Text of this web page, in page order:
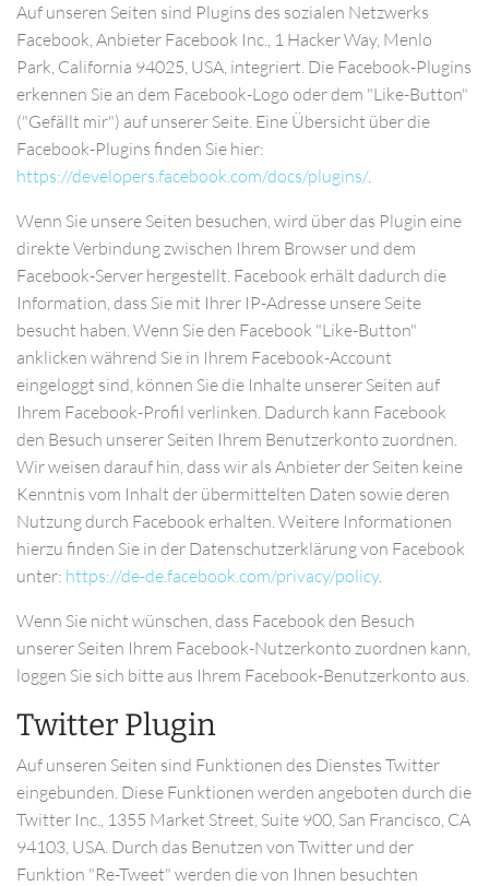
Auf unseren Seiten sind Plugins des sozialen Netzwerks
Facebook, Anbieter Facebook Inc., 1 Hacker Way, Menlo
Park, California 94025, USA, integriert. Die Facebook-Plugins
erkennen Sie an dem Facebook-Logo oder dem "Like-Button"
("Gefällt mir") auf unserer Seite. Eine Übersicht über die
Facebook-Plugins finden Sie hier:
https://developers.facebook.com/docs/plugins/.
Wenn Sie unsere Seiten besuchen, wird über das Plugin eine
direkte Verbindung zwischen Ihrem Browser und dem
Facebook-Server hergestellt. Facebook erhält dadurch die
Information, dass Sie mit Ihrer IP-Adresse unsere Seite
besucht haben. Wenn Sie den Facebook "Like-Button"
anklicken während Sie in Ihrem Facebook-Account
eingeloggt sind, können Sie die Inhalte unserer Seiten auf
Ihrem Facebook-Profil verlinken. Dadurch kann Facebook
den Besuch unserer Seiten Ihrem Benutzerkonto zuordnen.
Wir weisen darauf hin, dass wir als Anbieter der Seiten keine
Kenntnis vom Inhalt der übermittelten Daten sowie deren
Nutzung durch Facebook erhalten. Weitere Informationen
hierzu finden Sie in der Datenschutzerklärung von Facebook
unter: https://de-de.facebook.com/privacy/policy.
Wenn Sie nicht wünschen, dass Facebook den Besuch
unserer Seiten Ihrem Facebook-Nutzerkonto zuordnen kann,
loggen Sie sich bitte aus Ihrem Facebook-Benutzerkonto aus.
Twitter Plugin
Auf unseren Seiten sind Funktionen des Dienstes Twitter
eingebunden. Diese Funktionen werden angeboten durch die
Twitter Inc., 1355 Market Street, Suite 900, San Francisco, CA
94103, USA. Durch das Benutzen von Twitter und der
Funktion "Re-Tweet" werden die von Ihnen besuchten